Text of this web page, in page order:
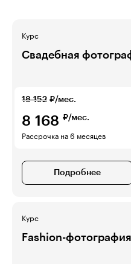
Курс
Свадебная
18 152 ₽/мес.
8 168 ₽/мес.
Рассрочка на 6 месяцев
Подробнее
Курс
Fashion-фотография